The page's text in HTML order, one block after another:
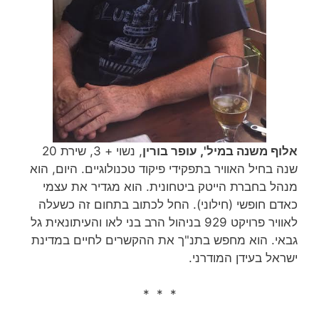
אלוף משנה במיל', עופר בורין
, נשוי + 3, שירת 20
שנה בחיל האוויר בתפקידי פיקוד טכנולוגיים. היום, הוא
מנהל בחברת הייטק ביטחונית. הוא מגדיר את עצמי
כאדם חופשי (חילוני). החל לכתוב בתחום זה כשעלה
לאוויר פרויקט 929 בניהול הרב בני לאו והעיתונאית גל
גבאי. הוא מחפש בתנ"ך את ההקשרים לחיים במדינת
ישראל בעידן המודרני.
* * *